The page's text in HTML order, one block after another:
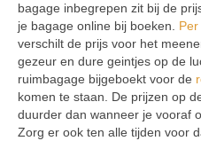
bagage inbegrepen zit bij de
je bagage online bij boeken.
verschilt de prijs voor het
gezeur en dure geintjes op de
ruimbagage bijgeboekt voor de
komen te staan. De prijzen op
duurder dan wanneer je vooraf
Zorg er ook ten alle tijden voor